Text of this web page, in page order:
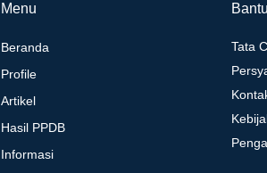
Menu
Beranda
Profile
Artikel
Hasil PPDB
Informasi
Tata